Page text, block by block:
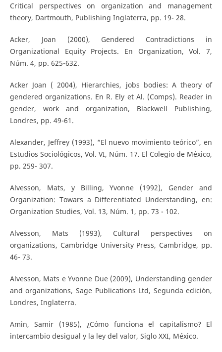
Critical perspectives on organization and management
theory, Dartmouth, Publishing Inglaterra, pp. 19- 28.
Acker, Joan (2000), Gendered Contradictions in
Organizational Equity Projects. En Organization, Vol. 7,
Núm. 4, pp. 625-632.
Acker Joan ( 2004), Hierarchies, jobs bodies: A theory of
gendered organizations. En R. Ely et Al. (Comps). Reader in
gender, work and organization, Blackwell Publishing,
Londres, pp. 49-61.
Alexander, Jeffrey (1993), “El nuevo movimiento teórico”, en
Estudios Sociológicos, Vol. VI, Núm. 17. El Colegio de México,
pp. 259- 307.
Alvesson, Mats, y Billing, Yvonne (1992), Gender and
Organization: Towars a Differentiated Understanding, en:
Organization Studies, Vol. 13, Núm. 1, pp. 73 - 102.
Alvesson, Mats (1993), Cultural perspectives on
organizations, Cambridge University Press, Cambridge, pp.
46- 73.
Alvesson, Mats e Yvonne Due (2009), Understanding gender
and organizations, Sage Publications Ltd, Segunda edición,
Londres, Inglaterra.
Amin, Samir (1985), ¿Cómo funciona el capitalismo? El
intercambio desigual y la ley del valor, Siglo XXI, México.